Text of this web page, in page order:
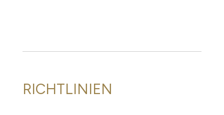
RICHTLINIEN